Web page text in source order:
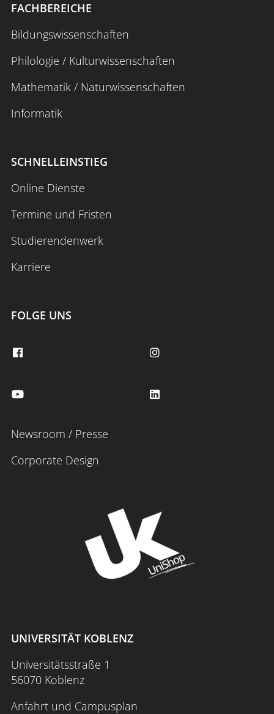
FACHBEREICHE
Bildungswissenschaften
Philologie / Kulturwissenschaften
Mathematik / Naturwissenschaften
Informatik
SCHNELLEINSTIEG
Online Dienste
Termine und Fristen
Studierendenwerk
Karriere
FOLGE UNS
Newsroom / Presse
Corporate Design
UNIVERSITÄT KOBLENZ
Universitätsstraße 1
56070 Koblenz
Anfahrt und Campusplan